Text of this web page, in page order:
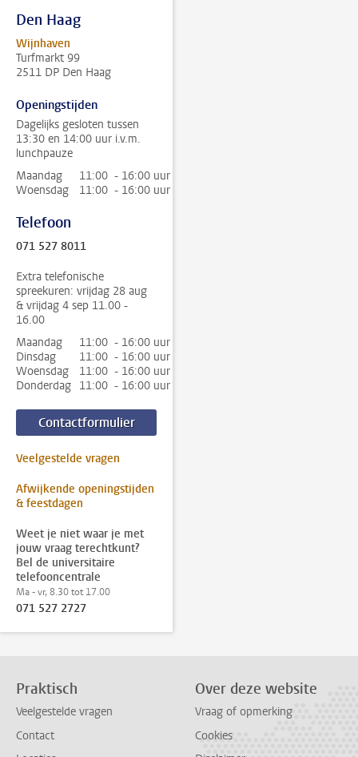
Den Haag
Wijnhaven
Turfmarkt 99
2511 DP Den Haag
Openingstijden
Dagelijks gesloten tussen
13:30 en 14:00 uur i.v.m.
lunchpauze
Maandag
11:00 - 16:00 uur
Woensdag
11:00 - 16:00 uur
Telefoon
071 527 8011
Extra telefonische
spreekuren: vrijdag 28 aug
& vrijdag 4 sep 11.00 -
16.00
Maandag
11:00 - 16:00 uur
Dinsdag
11:00 - 16:00 uur
Woensdag
11:00 - 16:00 uur
Donderdag 11:00 - 16:00 uur
Contactformulier
Veelgestelde vragen
Afwijkende openingstijden
& feestdagen
Weet je niet waar je met
jouw vraag terechtkunt?
Bel de universitaire
telefooncentrale
Ma - vr, 8.30 tot 17.00
071 527 2727
Praktisch
Veelgestelde vragen
Contact
Over deze website
Vraag of opmerking
Cookies